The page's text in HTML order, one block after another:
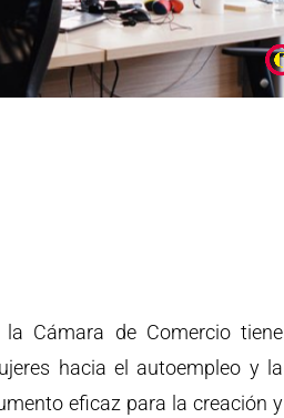
la Cámara de Comercio tiene
hacia el autoempleo y la
eficaz para la creación y